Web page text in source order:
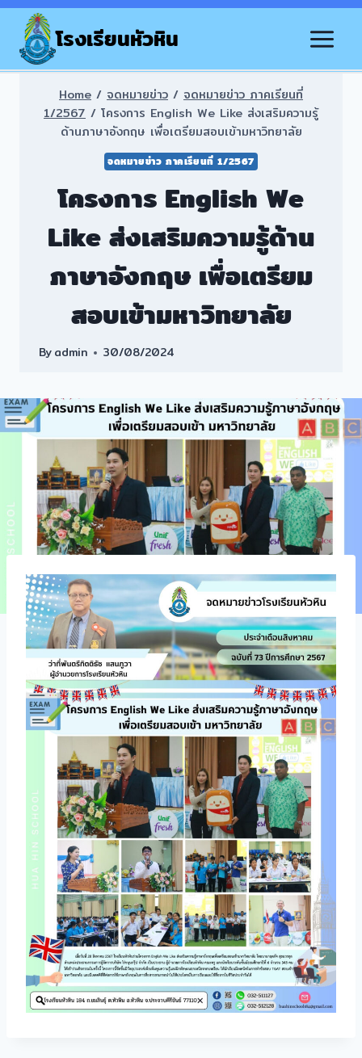
Skip
contentโรงเรียนหัวหิน
Home / จดหมายข่าว / จดหมายข่าว ภาคเรียนที่
1/2567 / โครงการ English We Like ส่งเสริมความรู้
ด้านภาษาอังกฤษ เพื่อเตรียมสอบเข้ามหาวิทยาลัย
จดหมายข่าว ภาคเรียนที่ 1/2567
โครงการ English We
Like ส่งเสริมความรู้ด้าน
ภาษาอังกฤษ เพื่อเตรียม
สอบเข้ามหาวิทยาลัย
Byadmin 30/08/2024